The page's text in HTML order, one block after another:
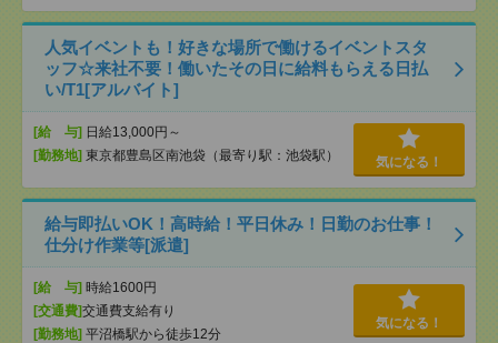
人気イベントも！好きな場所で働けるイベントスタ
ッフ☆来社不要！働いたその日に給料もらえる日払
い/T1[アルバイト]
[給 与] 日給13,000円～
[勤務地] 東京都豊島区南池袋（最寄り駅：池袋駅） 気になる！
給与即払いOK！高時給！平日休み！日勤のお仕事！
仕分け作業等[派遣]
[給 与] 時給1600円
[交通費]交通費支給有り
[勤務地] 平沼橋駅から徒歩12分
気になる！